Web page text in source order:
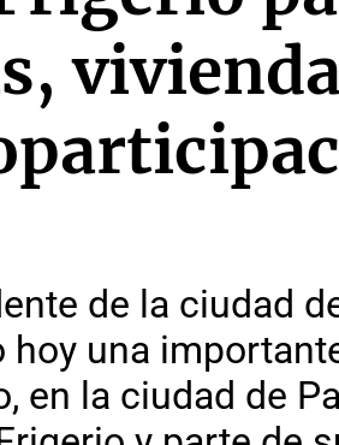
de la ciudad
hoy una
en la ciudad de